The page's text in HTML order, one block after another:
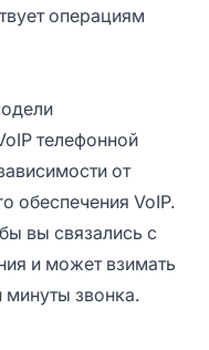
операциям
телефонной
от
обеспечения VoIP.
вы связались с
и может взимать
минуты звонка.